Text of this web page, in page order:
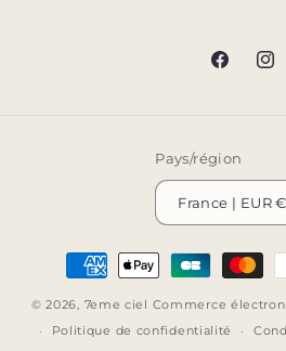
Facebook
Pays/région
France | EUR €
Moyens
de
paiement
© 2026, 7eme ciel Commerce
Politique de confidentialité